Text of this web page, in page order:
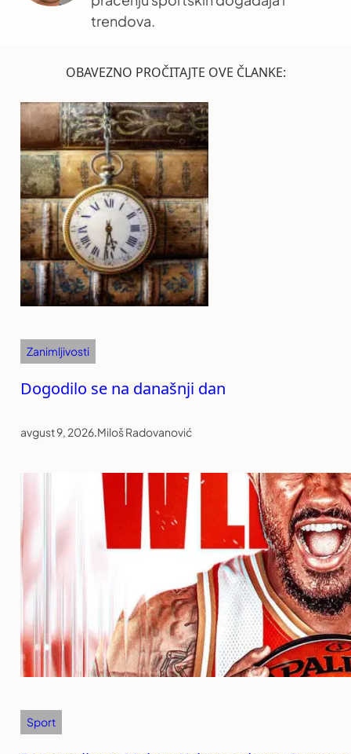
trendova.
OBAVEZNO PROČITAJTE OVE ČLANKE:
Zanimljivosti
Dogodilo se na današnji dan
avgust 9, 2026.Miloš Radovanović
Sport